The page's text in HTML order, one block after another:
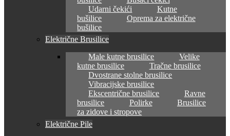
Udarni čekići
Kutne
bušilice
Oprema za električne
bušilice
Električne Brusilice
Male kutne brusilice
Velike
kutne brusilice
Tračne brusilice
Dvostrane stolne brusilice
Vibracijske brusilice
Ekscentrične brusilice
Ravne
brusilice
Polirke
Brusilice
za zidove i stropove
Električne Pile